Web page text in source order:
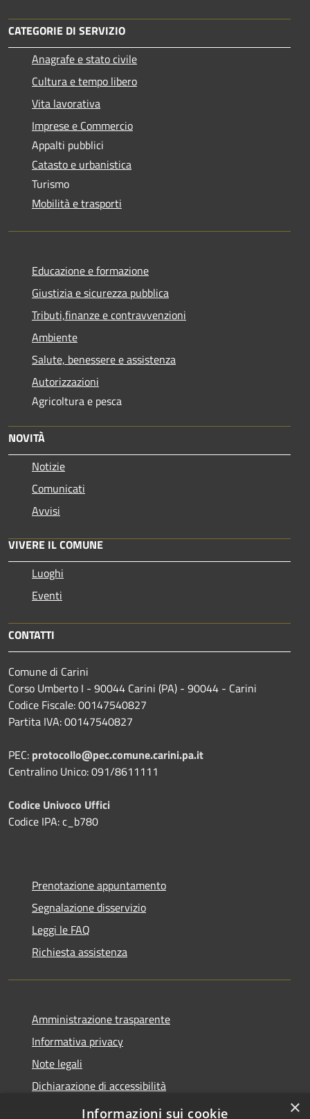
CATEGORIE DI SERVIZIO
Anagrafe e stato civile
Cultura e tempo libero
Vita lavorativa
Imprese e Commercio
Appalti pubblici
Catasto e urbanistica
Turismo
Mobilità e trasporti
Educazione e formazione
Giustizia e sicurezza pubblica
Tributi,finanze e contravvenzioni
Ambiente
Salute, benessere e assistenza
Autorizzazioni
Agricoltura e pesca
NOVITÀ
Notizie
Comunicati
Avvisi
VIVERE IL COMUNE
Luoghi
Eventi
CONTATTI
Comune di Carini
Corso Umberto I - 90044 Carini (PA) - 90044 - Carini
Codice Fiscale: 00147540827
Partita IVA: 00147540827
PEC: protocollo@pec.comune.carini.pa.it
Centralino Unico: 091/8611111
Codice Univoco Uffici
Codice IPA: c_b780
Prenotazione appuntamento
Segnalazione disservizio
Leggi le FAQ
Richiesta assistenza
Amministrazione trasparente
Informativa privacy
Note legali
Dichiarazione di accessibilità
Privacy e protezione dei dati
×
Informazioni sui cookie